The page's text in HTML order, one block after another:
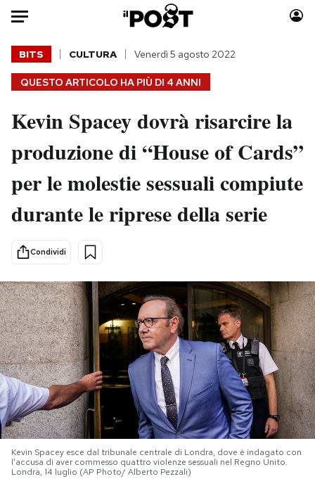
Auto
HOME
Italia
Politica
Tecnologia
Scienza
Cultura
Economia
Sport
Moda
Consumismi
Storie/Idee
Media
Mondiali calcio 2026
PODCAST
NEWSLETTER
I MIEI PREFERITI
QUESTO ARTICOLO HA PIÙ DI 4 ANNI
BITS CULTURA Venerdì 5 agosto 2022
Kevin Spacey dovrà risarcire la
produzione di “House of Cards”
per le molestie sessuali compiute
durante le riprese della serie
Condividi
Kevin Spacey esce dal tribunale centrale di Londra, dove è indagato con
l'accusa di aver commesso quattro violenze sessuali nel Regno Unito.
Londra, 14 luglio (AP Photo/ Alberto Pezzali)